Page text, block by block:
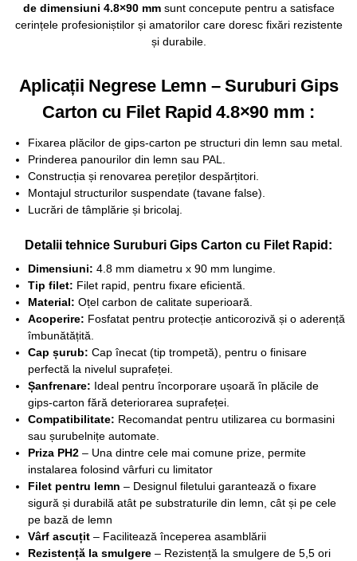
de dimensiuni 4.8×90 mmsunt concepute pentru a satisface
cerințele profesioniștilor și amatorilor care doresc fixări rezistente
și durabile.
Aplicații Negrese Lemn – Suruburi Gips
Carton cu Filet Rapid 4.8×90 mm :
Fixarea plăcilor de gips-carton pe structuri din lemn sau metal.
Prinderea panourilor din lemn sau PAL.
Construcția și renovarea pereților despărțitori.
Montajul structurilor suspendate (tavane false).
Lucrări de tâmplărie și bricolaj.
Detalii tehnice Suruburi Gips Carton cu Filet Rapid:
Dimensiuni: 4.8 mm diametru x 90 mm lungime.
Tip filet: Filet rapid, pentru fixare eficientă.
Material: Oțel carbon de calitate superioară.
Acoperire: Fosfatat pentru protecție anticorozivă și o aderență
îmbunătățită.
Cap șurub: Cap înecat (tip trompetă), pentru o finisare
perfectă la nivelul suprafeței.
Șanfrenare: Ideal pentru încorporare ușoară în plăcile de
gips-carton fără deteriorarea suprafeței.
Compatibilitate: Recomandat pentru utilizarea cu bormasini
sau șurubelnițe automate.
Priza PH2 – Una dintre cele mai comune prize, permite
instalarea folosind vârfuri cu limitator
Filet pentru lemn – Designul filetului garantează o fixare
sigură și durabilă atât pe substraturile din lemn, cât și pe cele
pe bază de lemn
Vârf ascuțit – Facilitează începerea asamblării
Rezistență la smulgere – Rezistență la smulgere de 5,5 ori